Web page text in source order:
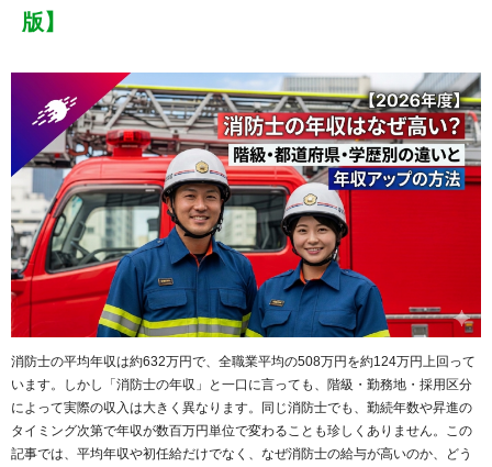
版】
消防士の平均年収は約632万円で、全職業平均の508万円を約124万円上回って
います。しかし「消防士の年収」と一口に言っても、階級・勤務地・採用区分
によって実際の収入は大きく異なります。同じ消防士でも、勤続年数や昇進の
タイミング次第で年収が数百万円単位で変わることも珍しくありません。この
記事では、平均年収や初任給だけでなく、なぜ消防士の給与が高いのか、どう